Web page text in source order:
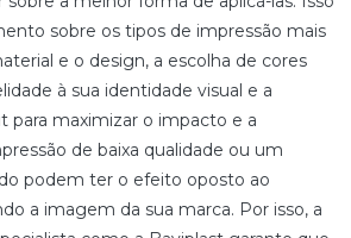
sobre os tipos de impressão mais
e o design, a escolha de cores
à sua identidade visual e a
para maximizar o impacto e a
de baixa qualidade ou um
podem ter o efeito oposto ao
a imagem da sua marca. Por isso, a